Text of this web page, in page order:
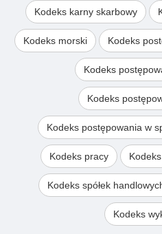
Kodeks karny skarbowy
Kodeks morski Kodeks
Kodeks
Kodeks
Kodeks postępowania w
Kodeks pracy
Kodeks spółek
Kodeks